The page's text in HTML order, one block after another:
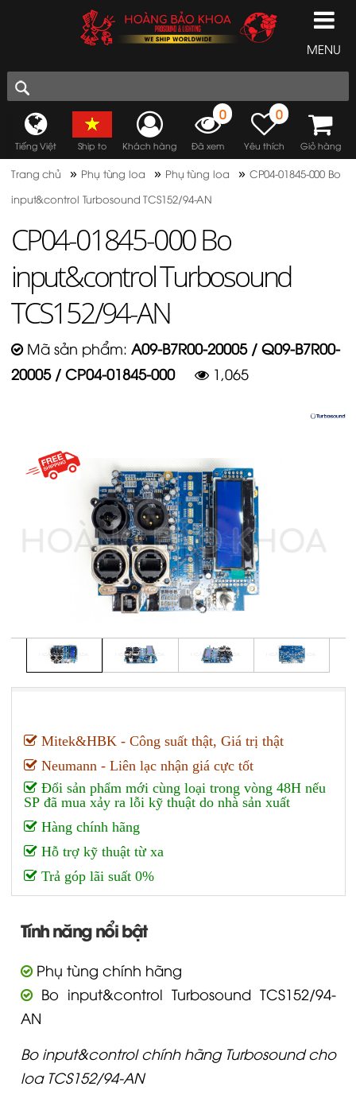
MENU
Tiếng Việt Ship to Khách hàng
0
Đã xem
0
Yêu thích Giỏ hàng
Trang chủ » Phụ tùng loa » Phụ tùng loa » CP04-01845-000 Bo
input&control Turbosound TCS152/94-AN
CP04-01845-000 Bo
input&control Turbosound
TCS152/94-AN
Mã sản phẩm: A09-B7R00-20005 / Q09-B7R00-
20005 / CP04-01845-000
1,065
Mitek&HBK - Công suất thật, Giá trị thật
Neumann - Liên lạc nhận giá cực tốt
Đổi sản phẩm mới cùng loại trong vòng 48H nếu
SP đã mua xảy ra lỗi kỹ thuật do nhà sản xuất
Hàng chính hãng
Hỗ trợ kỹ thuật từ xa
Trả góp lãi suất 0%
Tính năng nổi bật
Phụ tùng chính hãng
Bo input&control Turbosound TCS152/94-
AN
Bo input&control chính hãng Turbosound cho
loa TCS152/94-AN